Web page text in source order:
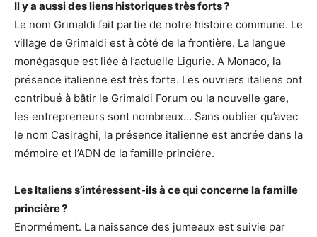
Il y a aussi des liens historiques très forts ?
Le nom Grimaldi fait partie de notre histoire commune. Le
village de Grimaldi est à côté de la frontière. La langue
monégasque est liée à l’actuelle Ligurie. A Monaco, la
présence italienne est très forte. Les ouvriers italiens ont
contribué à bâtir le Grimaldi Forum ou la nouvelle gare,
les entrepreneurs sont nombreux… Sans oublier qu’avec
le nom Casiraghi, la présence italienne est ancrée dans la
mémoire et l’ADN de la famille princière.
Les Italiens s’intéressent-ils à ce qui concerne la famille
princière ?
Enormément. La naissance des jumeaux est suivie par